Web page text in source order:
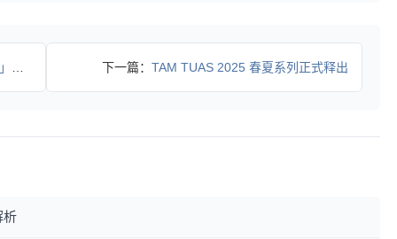
下一篇： TAM TUAS 2025 春夏系列正式释出
析